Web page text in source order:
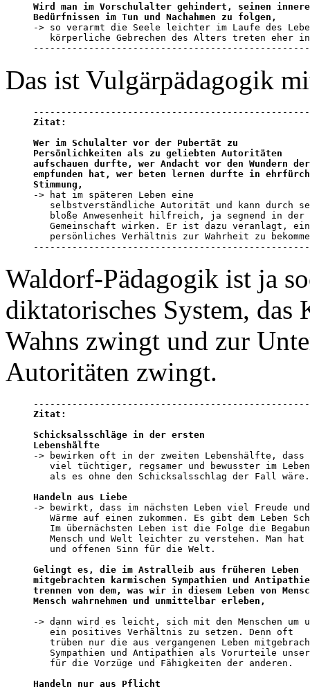
Wird man im Vorschulalter gehindert, seinen
Bedürfnissen im Tun und Nachahmen zu folgen,
-> so verarmt die Seele leichter im Laufe des
körperliche Gebrechen des Alters treten eher
Das ist Vulgärpädagogik
Zitat:
Wer im Schulalter vor der Pubertät zu
Persönlichkeiten als zu geliebten Autoritäten
aufschauen durfte, wer Andacht vor den Wundern
empfunden hat, wer beten lernen durfte in
Stimmung,
-> hat im späteren Leben eine
selbstverständliche Autorität und kann durch
   bloße Anwesenheit hilfreich, ja segnend in der
Gemeinschaft wirken. Er ist dazu veranlagt,
persönliches Verhältnis zur Wahrheit zu
Waldorf-Pädagogik ist ja
diktatorisches System,
Wahns zwingt und zur
Autoritäten zwingt.
Zitat:
Schicksalsschläge in der ersten
Lebenshälfte
-> bewirken oft in der zweiten Lebenshälfte, dass
viel tüchtiger, regsamer und bewusster im
   als es ohne den Schicksalsschlag der Fall wäre.
Handeln aus Liebe
-> bewirkt, dass im nächsten Leben viel Freude
Wärme auf einen zukommen. Es gibt dem Leben
Im übernächsten Leben ist die Folge die
Mensch und Welt leichter zu verstehen. Man
   und offenen Sinn für die Welt.
Gelingt es, die im Astralleib aus früheren Leben
mitgebrachten karmischen Sympathien und
trennen von dem, was wir in diesem Leben von
Mensch wahrnehmen und unmittelbar erleben,
-> dann wird es leicht, sich mit den Menschen um
   ein positives Verhältnis zu setzen. Denn oft
trüben nur die aus vergangenen Leben
Sympathien und Antipathien als Vorurteile
   für die Vorzüge und Fähigkeiten der anderen.
Handeln nur aus Pflicht